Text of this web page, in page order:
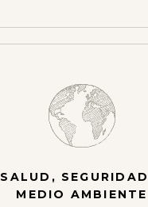
SALUD,
MEDIO AMBIENTE